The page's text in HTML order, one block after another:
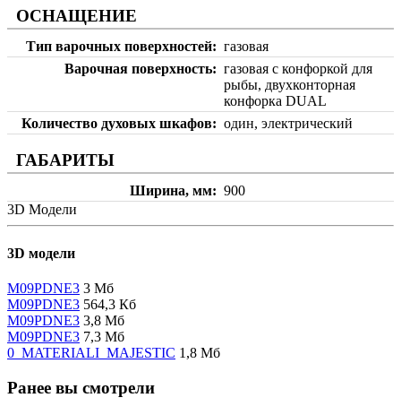
ОСНАЩЕНИЕ
Тип варочных поверхностей
газовая
Варочная поверхность
газовая с конфоркой для
рыбы, двухконторная
конфорка DUAL
Количество духовых шкафов
один, электрический
ГАБАРИТЫ
Ширина, мм
900
3D Модели
3D модели
M09PDNE3 3 Мб
M09PDNE3 564,3 Кб
M09PDNE3 3,8 Мб
M09PDNE3 7,3 Мб
0_MATERIALI_MAJESTIC 1,8 Мб
Ранее вы смотрели